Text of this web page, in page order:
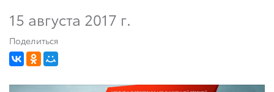
15 августа 2017 г.
Поделиться